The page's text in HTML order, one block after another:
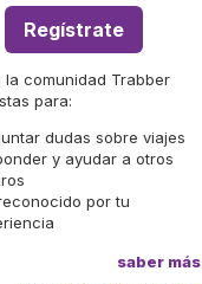
Regístrate
la comunidad Trabber
para:
dudas sobre viajes
y ayudar a otros
por tu
saber más